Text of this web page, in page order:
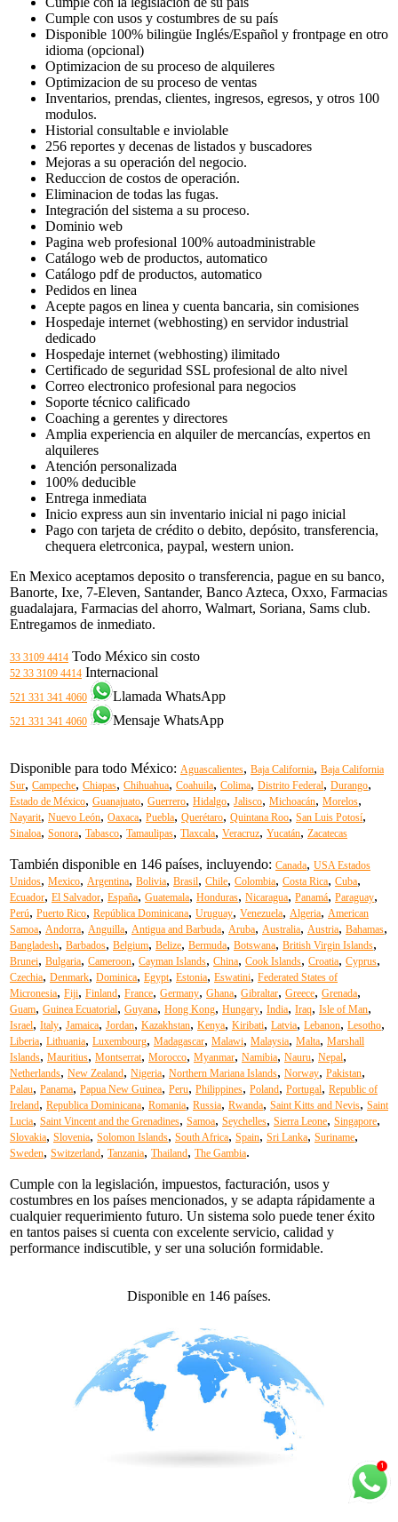
Cumple con usos y costumbres de su país
Disponible 100% bilingüe Inglés/Español y frontpage en otro
idioma (opcional)
Optimizacion de su proceso de alquileres
Optimizacion de su proceso de ventas
Inventarios, prendas, clientes, ingresos, egresos, y otros 100
modulos.
Historial consultable e inviolable
256 reportes y decenas de listados y buscadores
Mejoras a su operación del negocio.
Reduccion de costos de operación.
Eliminacion de todas las fugas.
Integración del sistema a su proceso.
Dominio web
Pagina web profesional 100% autoadministrable
Catálogo web de productos, automatico
Catálogo pdf de productos, automatico
Pedidos en linea
Acepte pagos en linea y cuenta bancaria, sin comisiones
Hospedaje internet (webhosting) en servidor industrial
dedicado
Hospedaje internet (webhosting) ilimitado
Certificado de seguridad SSL profesional de alto nivel
Correo electronico profesional para negocios
Soporte técnico calificado
Coaching a gerentes y directores
Amplia experiencia en alquiler de mercancías, expertos en
alquileres
Atención personalizada
100% deducible
Entrega inmediata
Inicio express aun sin inventario inicial ni pago inicial
Pago con tarjeta de crédito o debito, depósito, transferencia,
chequera eletrconica, paypal, western union.
En Mexico aceptamos deposito o transferencia, pague en su banco,
Banorte, Ixe, 7-Eleven, Santander, Banco Azteca, Oxxo, Farmacias
guadalajara, Farmacias del ahorro, Walmart, Soriana, Sams club.
Entregamos de inmediato.
33 3109 4414 Todo México sin costo
52 33 3109 4414 Internacional
521 331 341 4060 Llamada WhatsApp
521 331 341 4060 Mensaje WhatsApp
Disponible para todo México: Aguascalientes, Baja California, Baja California
Sur, Campeche, Chiapas, Chihuahua, Coahuila, Colima, Distrito Federal, Durango,
Estado de México, Guanajuato, Guerrero, Hidalgo, Jalisco, Michoacán, Morelos,
Nayarit, Nuevo León, Oaxaca, Puebla, Querétaro, Quintana Roo, San Luis Potosí,
Sinaloa, Sonora, Tabasco, Tamaulipas, Tlaxcala, Veracruz, Yucatán, Zacatecas
También disponible en 146 países, incluyendo: Canada, USA Estados
Unidos, Mexico, Argentina, Bolivia, Brasil, Chile, Colombia, Costa Rica, Cuba,
Ecuador, El Salvador, España, Guatemala, Honduras, Nicaragua, Panamá, Paraguay,
Perú, Puerto Rico, República Dominicana, Uruguay, Venezuela, Algeria, American
Samoa, Andorra, Anguilla, Antigua and Barbuda, Aruba, Australia, Austria, Bahamas,
Bangladesh, Barbados, Belgium, Belize, Bermuda, Botswana, British Virgin Islands,
Brunei, Bulgaria, Cameroon, Cayman Islands, China, Cook Islands, Croatia, Cyprus,
Czechia, Denmark, Dominica, Egypt, Estonia, Eswatini, Federated States of
Micronesia, Fiji, Finland, France, Germany, Ghana, Gibraltar, Greece, Grenada,
Guam, Guinea Ecuatorial, Guyana, Hong Kong, Hungary, India, Iraq, Isle of Man,
Israel, Italy, Jamaica, Jordan, Kazakhstan, Kenya, Kiribati, Latvia, Lebanon, Lesotho,
Liberia, Lithuania, Luxembourg, Madagascar, Malawi, Malaysia, Malta, Marshall
Islands, Mauritius, Montserrat, Morocco, Myanmar, Namibia, Nauru, Nepal,
Netherlands, New Zealand, Nigeria, Northern Mariana Islands, Norway, Pakistan,
Palau, Panama, Papua New Guinea, Peru, Philippines, Poland, Portugal, Republic of
Ireland, Republica Dominicana, Romania, Russia, Rwanda, Saint Kitts and Nevis, Saint
Lucia, Saint Vincent and the Grenadines, Samoa, Seychelles, Sierra Leone, Singapore,
Slovakia, Slovenia, Solomon Islands, South Africa, Spain, Sri Lanka, Suriname,
Sweden, Switzerland, Tanzania, Thailand, The Gambia.
Cumple con la legislación, impuestos, facturación, usos y
costumbres en los países mencionados, y se adapta rápidamente a
cualquier requerimiento futuro. Un sistema solo puede tener éxito
en tantos paises si cuenta con excelente servicio, calidad y
performance indiscutible, y ser una solución formidable.
Disponible en 146 países.